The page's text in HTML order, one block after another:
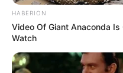
HABERION
Video Of Giant Anaconda Is
Watch